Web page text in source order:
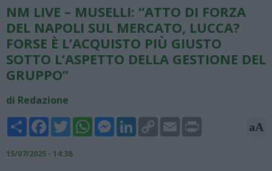
NM LIVE – MUSELLI: “ATTO DI FORZA
DEL NAPOLI SUL MERCATO, LUCCA?
FORSE È L’ACQUISTO PIÙ GIUSTO
SOTTO L’ASPETTO DELLA GESTIONE DEL
GRUPPO”
di Redazione
Share FacebookTwitterWhatsAppMessengerLinkedInCopy
Link
Email aA
15/07/2025 - 14:38